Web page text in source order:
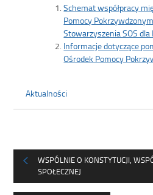
Schemat współpracy
Pomocy
Stowarzyszenia SOS dla
Informacje dotyczące
Ośrodek Pomocy
Aktualności
WSPÓLNIE O KONSTYTUCJI,
SPOŁECZNEJ